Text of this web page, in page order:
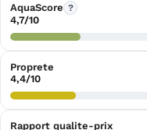
AquaScore ?
4,7/10
Proprete
4,4/10
Rapport qualite-prix